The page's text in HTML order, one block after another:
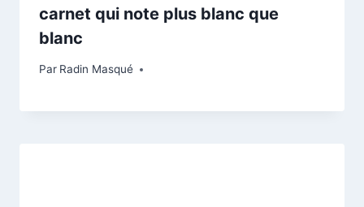
carnet qui note plus blanc que
blanc
Par Radin Masqué